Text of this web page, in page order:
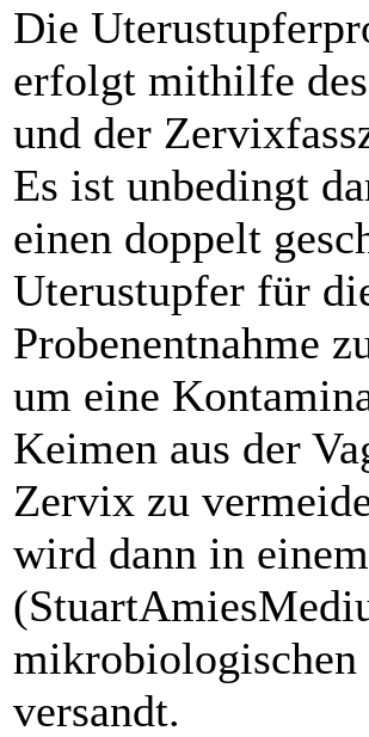
Die
erfolgt mithilfe
und der
Es ist unbedingt
einen doppelt
Uterustupfer für
Probenentnahme
um eine
Keimen aus der
Zervix zu
wird dann in
mikrobiologischen
versandt.